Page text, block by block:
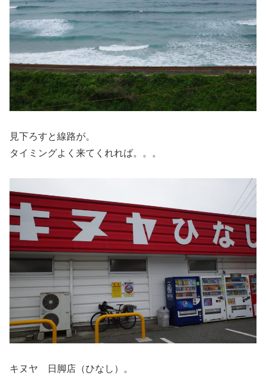
見下ろすと線路が。
タイミングよく来てくれれば。。。
キヌヤ 日脚店（ひなし）。